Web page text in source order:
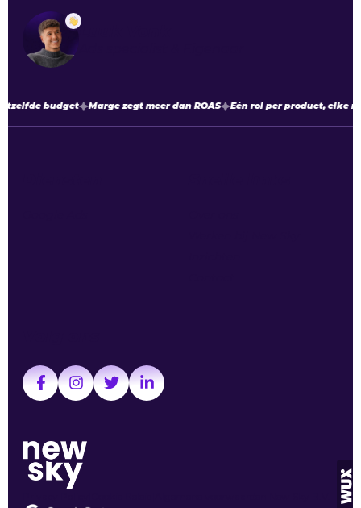
Luuk Vonk
budget Marge zegt meer dan ROAS Eén rol per product, elke